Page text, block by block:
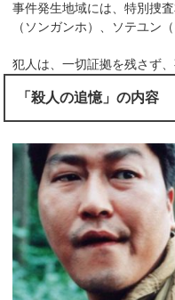
事件発生地域には、特別捜
（ソンガンホ）、ソテユン
犯人は、一切証拠を残さず
「殺人の追憶」の内容